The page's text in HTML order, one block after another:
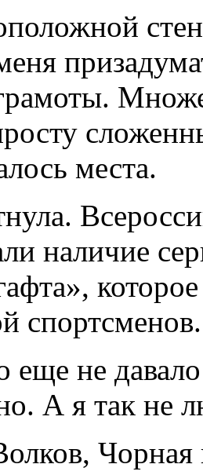
места.
наличие
спортсменов.
еще не
А я так не
Чорная